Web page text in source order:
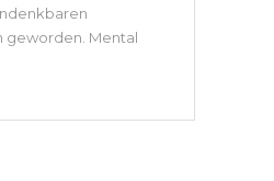
geworden. Mental